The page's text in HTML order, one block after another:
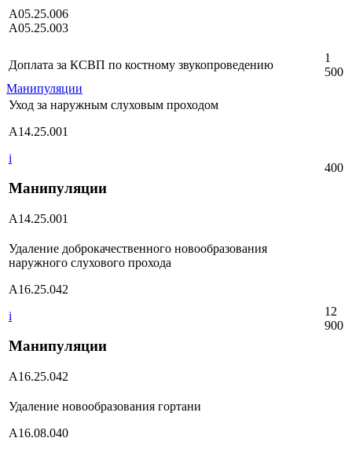
A05.25.006
A05.25.003
Доплата за КСВП по костному звукопроведению
1
500
Манипуляции
Уход за наружным слуховым проходом
A14.25.001
i
Манипуляции
A14.25.001
400
Удаление доброкачественного новообразования
наружного слухового прохода
А16.25.042
i
Манипуляции
А16.25.042
12
900
Удаление новообразования гортани
А16.08.040